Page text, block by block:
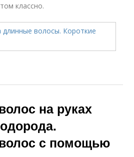
классно.
на руках
с помощью